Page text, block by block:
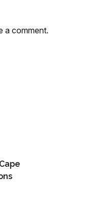
a comment.